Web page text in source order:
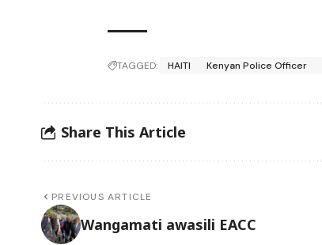
TAGGED: HAITI Kenyan Police Officer
Share This Article
PREVIOUS ARTICLE
Wangamati awasili EACC